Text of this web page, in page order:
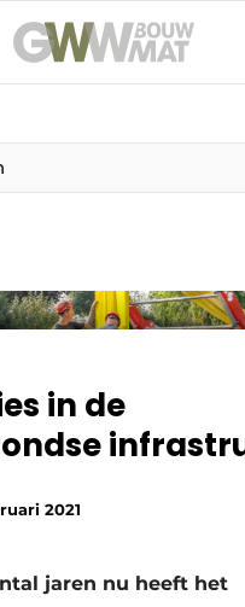
NL EN
in de
2021
jaren nu heeft het